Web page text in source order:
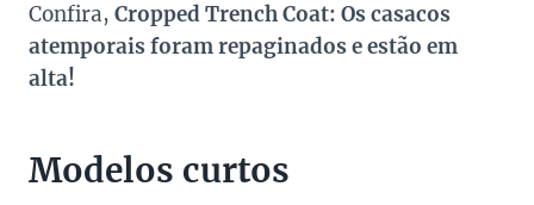
Confira, Cropped Trench Coat: Os casacos
atemporais foram repaginados e estão em
alta!
Modelos curtos